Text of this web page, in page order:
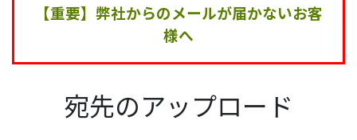
【重要】弊社からのメールが届かないお客
様へ
宛先のアップロード